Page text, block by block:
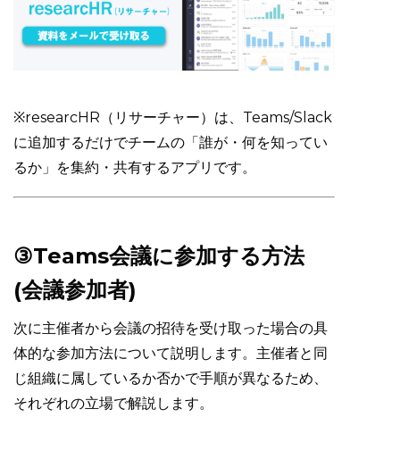
※researcHR（リサーチャー）は、Teams/Slack
に追加するだけでチームの「誰が・何を知ってい
るか」を集約・共有するアプリです。
③Teams会議に参加する方法
(会議参加者)
次に主催者から会議の招待を受け取った場合の具
体的な参加方法について説明します。主催者と同
じ組織に属しているか否かで手順が異なるため、
それぞれの立場で解説します。